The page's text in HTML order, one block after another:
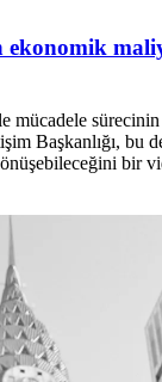
ekonomik
mücadele
Başkanlığı, bu
bir